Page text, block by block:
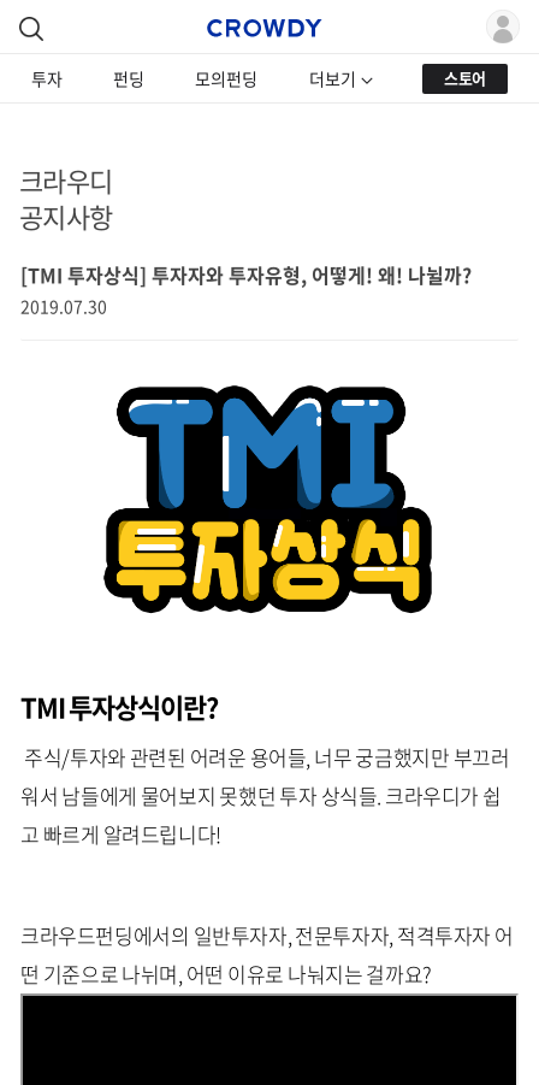
투자 펀딩 모의펀딩 더보기 스토어
크라우디
공지사항
[TMI 투자상식] 투자자와 투자유형, 어떻게! 왜! 나뉠까?
2019.07.30
TMI 투자상식이란?
주식/투자와 관련된 어려운 용어들, 너무 궁금했지만 부끄러
워서 남들에게 물어보지 못했던 투자 상식들. 크라우디가 쉽
고 빠르게 알려드립니다!
크라우드펀딩에서의 일반투자자, 전문투자자, 적격투자자 어
떤 기준으로 나뉘며, 어떤 이유로 나눠지는 걸까요?